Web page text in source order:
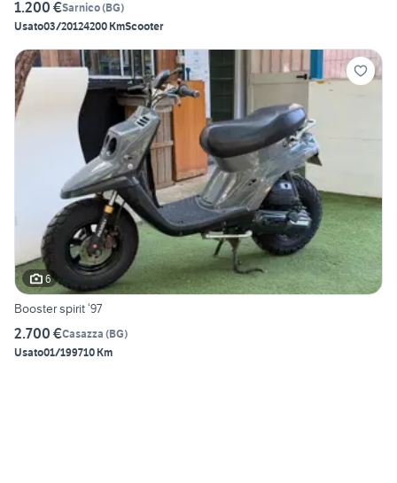
1.200 €Sarnico(BG)
Usato03/20124200 KmScooter
6
Booster spirit ‘97
2.700 €Casazza (BG)
Usato01/199710 Km